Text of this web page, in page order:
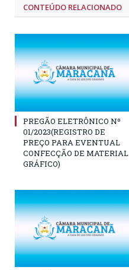
CONTEÚDO RELACIONADO
PREGÃO ELETRÔNICO Nº
01/2023(REGISTRO DE
PREÇO PARA EVENTUAL
CONFECÇÃO DE MATERIAL
GRÁFICO)